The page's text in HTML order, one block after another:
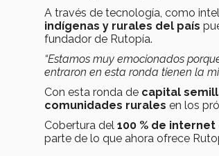
A través de tecnología, como
indígenas y rurales del país
fundador de Rutopía.
“Estamos muy emocionados
entraron en esta ronda tienen la
Con esta ronda de capital
comunidades rurales en los
Cobertura del 100 % de
parte de lo que ahora ofrece